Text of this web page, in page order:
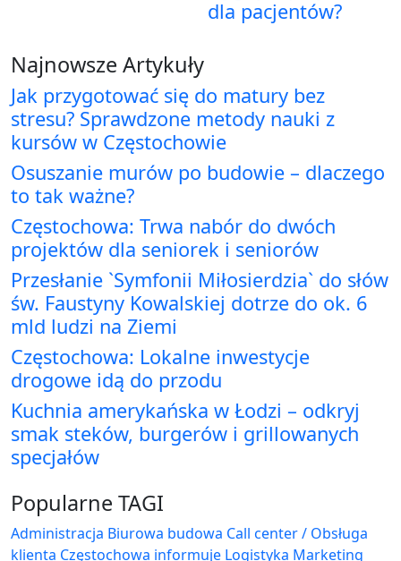
dla pacjentów?
Najnowsze Artykuły
Jak przygotować się do matury bez
stresu? Sprawdzone metody nauki z
kursów w Częstochowie
Osuszanie murów po budowie – dlaczego
to tak ważne?
Częstochowa: Trwa nabór do dwóch
projektów dla seniorek i seniorów
Przesłanie `Symfonii Miłosierdzia` do słów
św. Faustyny Kowalskiej dotrze do ok. 6
mld ludzi na Ziemi
Częstochowa: Lokalne inwestycje
drogowe idą do przodu
Kuchnia amerykańska w Łodzi – odkryj
smak steków, burgerów i grillowanych
specjałów
Popularne TAGI
Administracja Biurowa budowa Call center / Obsługa
klienta Częstochowa informuje Logistyka Marketing